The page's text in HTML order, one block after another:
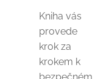
Kniha vás
provede
krok za
krokem k